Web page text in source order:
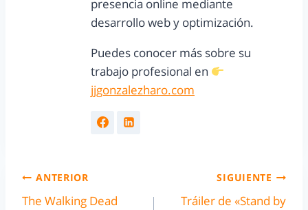
presencia online mediante
desarrollo web y optimización.
Puedes conocer más sobre su
trabajo profesional en
jjgonzalezharo.com
ANTERIOR
The Walking Dead
SIGUIENTE
Tráiler de «Stand by